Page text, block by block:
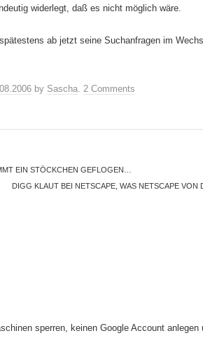
widerlegt, daß es nicht möglich wäre.
ab jetzt seine Suchanfragen im
by Sascha. 2 Comments
EIN STÖCKCHEN GEFLOGEN…
DIGG KLAUT BEI NETSCAPE, WAS NETSCAPE VON
sperren, keinen Google Account